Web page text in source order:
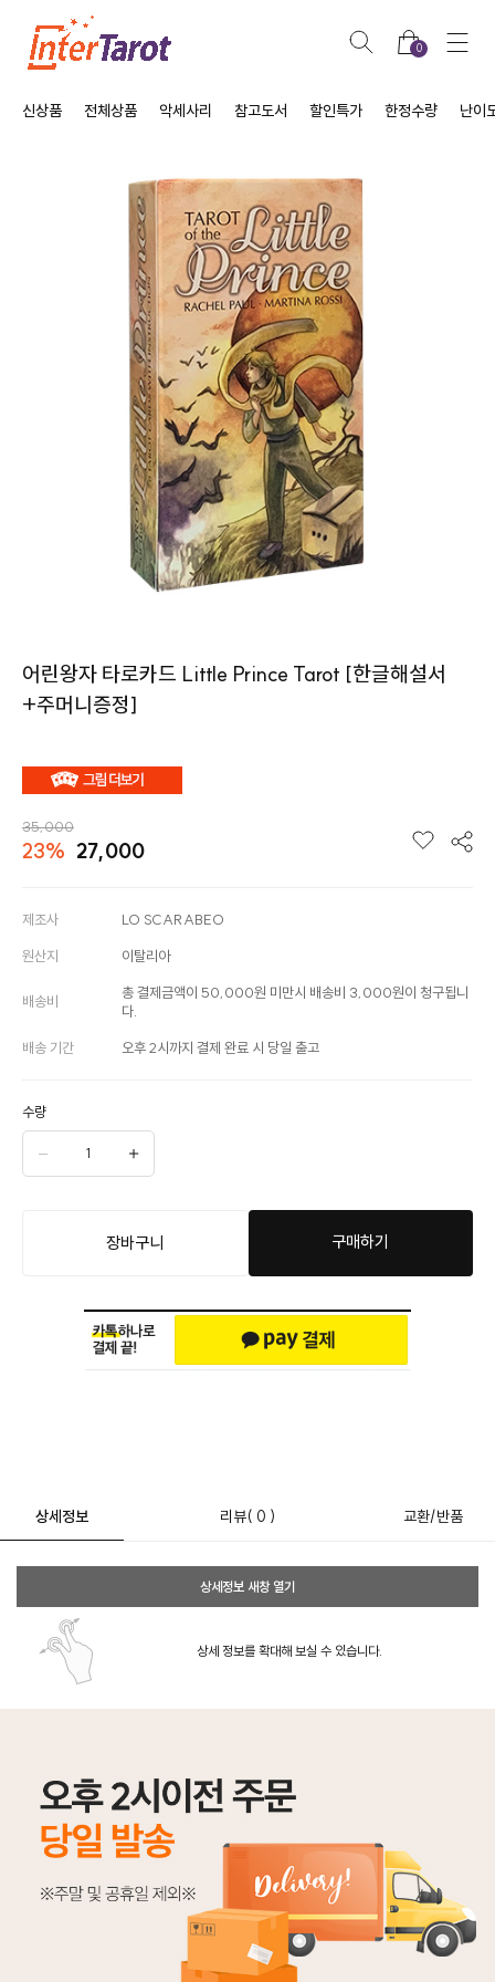
0
신상품 전체상품 악세사리 참고도서 할인특가 한정수량 난이
어린왕자 타로카드 Little Prince Tarot [한글해설서
+주머니증정]
35,000
23% 27,000
제조사 LO SCARABEO
원산지 이탈리아
배송비
총 결제금액이 50,000원 미만시 배송비 3,000원이 청구됩니
다.
배송 기간 오후 2시까지 결제 완료 시 당일 출고
수량
장바구니 구매하기
상세정보 리뷰( 0 ) 교환/반품
상세정보 새창 열기
상세 정보를 확대해 보실 수 있습니다.